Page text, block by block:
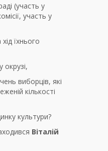
(участь у
участь у
їхнього
виборців, які
кількості
культури?
Віталій